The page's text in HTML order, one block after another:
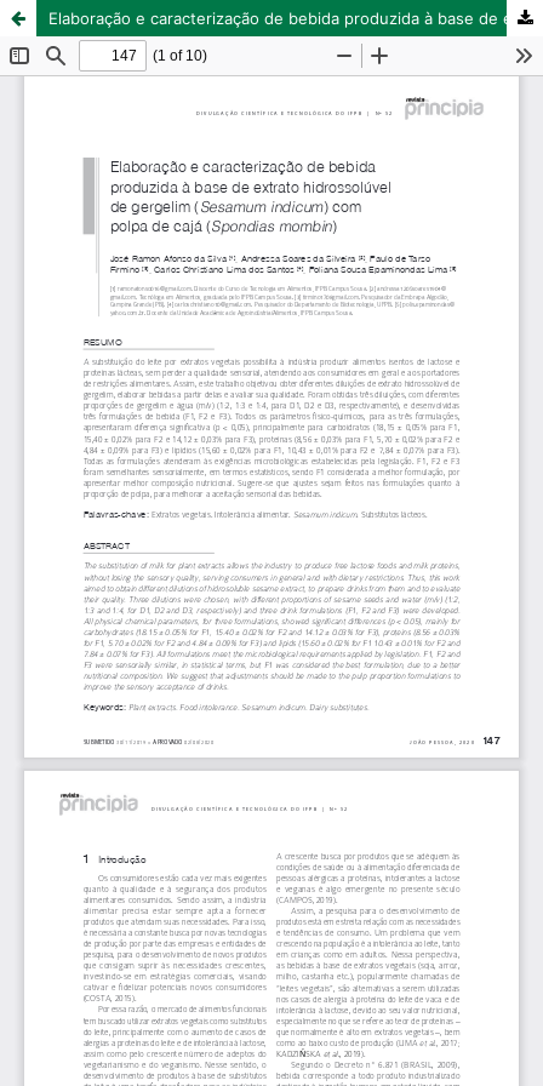
Elaboração e caracterização de bebida produzida à base de extrato hidrossolúvel de gergelim (Sesamum indicum) com polpa de cajá (Spondias mombin)